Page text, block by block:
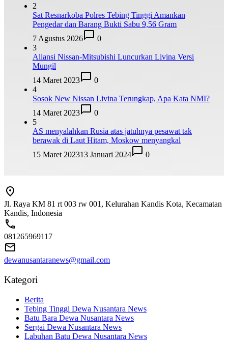
2
Sat Resnarkoba Polres Tebing Tinggi Amankan
Pengedar dan Barang Bukti Sabu 9,56 Gram
7 Agustus 2026
0
3
Aliansi Nissan-Mitsubishi Luncurkan Livina Versi
Mungil
14 Maret 2023
0
4
Sosok New Nissan Livina Terungkap, Apa Kata NMI?
14 Maret 2023
0
5
AS menyalahkan Rusia atas jatuhnya pesawat tak
berawak di Laut Hitam, Moskow menyangkal
15 Maret 202313 Januari 2024 0
Jl. Raya KM 81 rt 003 rw 001, Kelurahan Kandis Kota, Kecamatan
Kandis, Indonesia
081265969117
dewanusantaranews@gmail.com
Kategori
Berita
Tebing Tinggi Dewa Nusantara News
Batu Bara Dewa Nusantara News
Sergai Dewa Nusantara News
Labuhan Batu Dewa Nusantara News